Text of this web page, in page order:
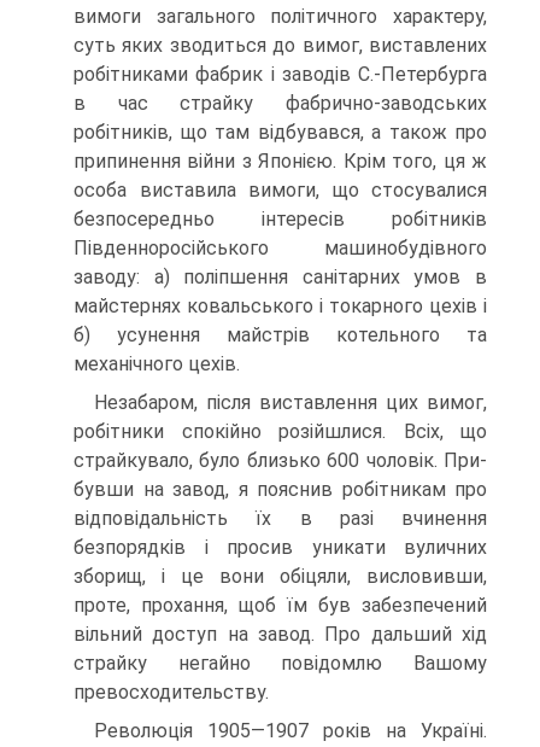
вимоги загального політичного характеру,
суть яких зводиться до вимог, виставлених
робітниками фабрик і заводів С.-Петербурга
в час страйку фабрично-заводських
робітників, що там відбувався, а також про
припинення війни з Японією. Крім того, ця ж
особа виставила вимоги, що стосувалися
безпосередньо інтересів робітників
Південно­російського машинобудівного
заводу: а) поліпшення санітарних умов в
майстернях ковальського і токарного цехів і
б) усунення майстрів котельного та
механічного цехів.
Незабаром, після виставлення цих вимог,
робітники спокійно розійшлися. Всіх, що
страйкувало, було близько 600 чоловік. При­
бувши на завод, я пояснив робітникам про
відповідальність їх в разі вчинення
безпорядків і просив уникати вуличних
зборищ, і це вони обіцяли, висловивши,
проте, прохання, щоб їм був забезпечений
вільний доступ на завод. Про дальший хід
страйку негайно повідом­лю Вашому
превосходительству.
Революція 1905—1907 років на Україні.